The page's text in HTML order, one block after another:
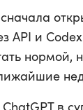
API и
нормой,
ChatGPT в